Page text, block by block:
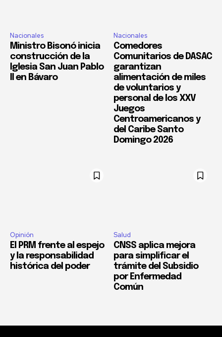
Nacionales
Ministro Bisonó inicia
construcción de la
Iglesia San Juan Pablo
II en Bávaro
Nacionales
Comedores
Comunitarios de DASAC
garantizan
alimentación de miles
de voluntarios y
personal de los XXV
Juegos
Centroamericanos y
del Caribe Santo
Domingo 2026
Opinión
El PRM frente al espejo
y la responsabilidad
histórica del poder
Salud
CNSS aplica mejora
para simplificar el
trámite del Subsidio
por Enfermedad
Común